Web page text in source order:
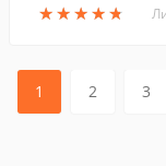
★★★★★
★★★★★
1 2 3